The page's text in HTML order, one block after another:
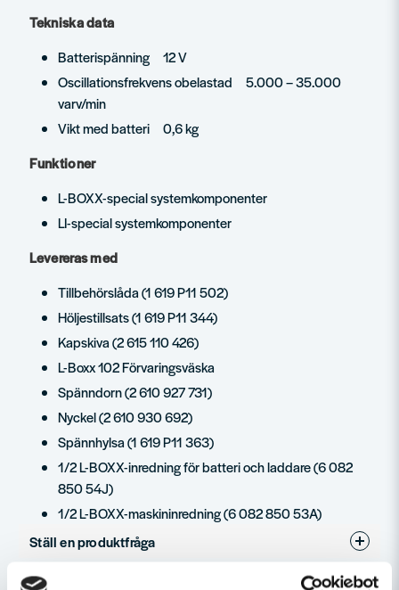
Tekniska data
Batterispänning 12 V
Oscillationsfrekvens obelastad 5.000 – 35.000
varv/min
Vikt med batteri 0,6 kg
Funktioner
L-BOXX-special systemkomponenter
LI-special systemkomponenter
Levereras med
Tillbehörslåda (1 619 P11 502)
Höljestillsats (1 619 P11 344)
Kapskiva (2 615 110 426)
L-Boxx 102 Förvaringsväska
Spänndorn (2 610 927 731)
Nyckel (2 610 930 692)
Spännhylsa (1 619 P11 363)
1/2 L-BOXX-inredning för batteri och laddare (6 082
850 54J)
1/2 L-BOXX-maskininredning (6 082 850 53A)
Ställ en produktfråga
question